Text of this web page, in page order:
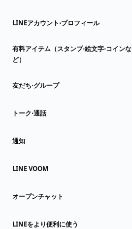
LINEアカウント⋅プロフィール
有料アイテム（スタンプ⋅絵文字⋅コインな
ど）
友だち⋅グループ
トーク⋅通話
通知
LINE VOOM
オープンチャット
LINEをより便利に使う